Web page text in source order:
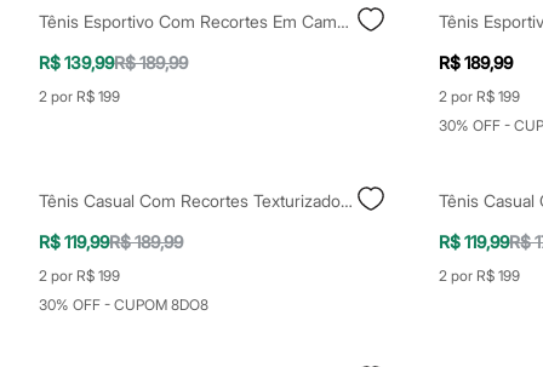
Blusas e Camisetas
Calças
Casacos e Jaquetas
Jeans
Moda esportiva
Em alta
Dia dos Pais
Inverno
Novidades
Roupas
Bermudas
Tênis Esportivo Com Recortes Em Camurça Off White
R$ 139,99R$ 189,99
2 por R$ 199
Tênis
R$ 189,99
2 por R$ 199
30% OFF -
Tênis Casual Com Recortes Texturizado Marrom
R$ 119,99R$ 189,99
2 por R$ 199
30% OFF - CUPOM 8DO8
R$ 119,99R$
2 por R$ 199